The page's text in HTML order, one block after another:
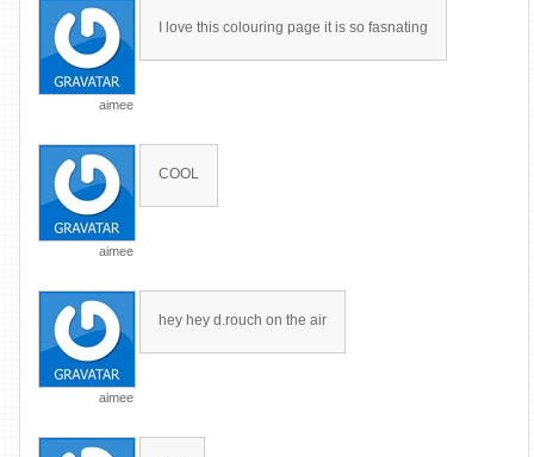
aimee
I love this colouring page it is so fasnating
aimee
COOL
aimee
hey hey d.rouch on the air